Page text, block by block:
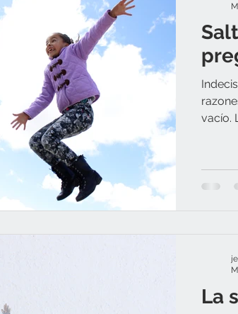
vacío.
La